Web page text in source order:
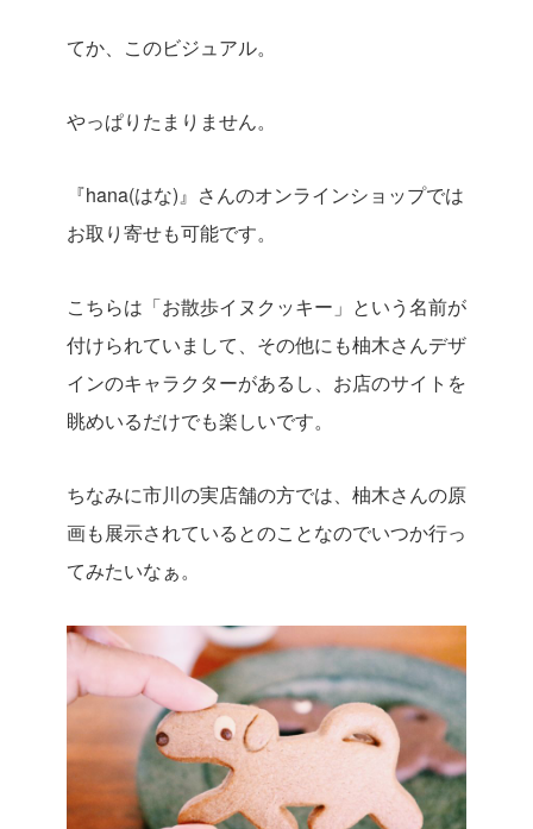
てか、このビジュアル。
やっぱりたまりません。
『hana(はな)』さんのオンラインショップでは
お取り寄せも可能です。
こちらは「お散歩イヌクッキー」という名前が
付けられていまして、その他にも柚木さんデザ
インのキャラクターがあるし、お店のサイトを
眺めいるだけでも楽しいです。
ちなみに市川の実店舗の方では、柚木さんの原
画も展示されているとのことなのでいつか行っ
てみたいなぁ。